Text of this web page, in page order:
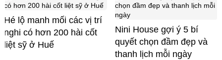
Hé lộ manh mối các vị trí
nghi có hơn 200 hài cốt
liệt sỹ ở Huế
Nini House gợi ý 5 bí
quyết chọn đầm đẹp và
thanh lịch mỗi ngày